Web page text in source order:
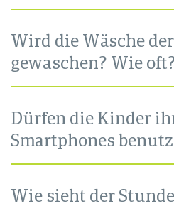
Wird die Wäsche
gewaschen? Wie
Dürfen die Kinder
Smartphones
Wie sieht der